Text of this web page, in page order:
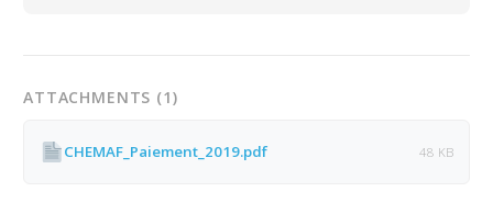
ATTACHMENTS (1)
CHEMAF_Paiement_2019.pdf 48 KB